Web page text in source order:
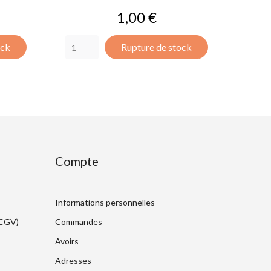
Prix
1,00 €
Rupture de stock
Compte
Informations personnelles
Commandes
Avoirs
Adresses